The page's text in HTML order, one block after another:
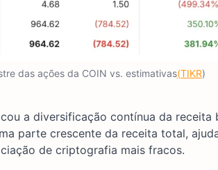
das ações da COIN vs. estimativas(TIKR)
a diversificação contínua da receita
parte crescente da receita total,
de criptografia mais fracos.